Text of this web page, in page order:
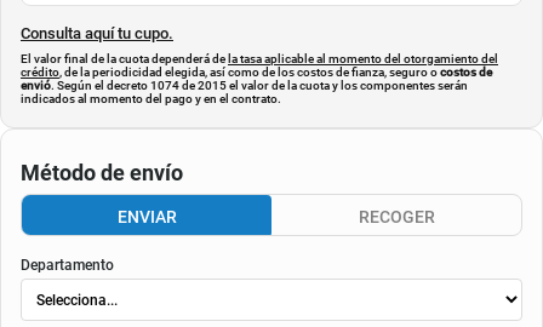
Consulta aquí tu cupo.
El valor final de la cuota dependerá de la tasa aplicable al momento del otorgamiento del
crédito , de la periodicidad elegida, así como de los costos de fianza, seguro ocostos de
envió. Según el decreto 1074 de 2015 el valor de la cuota y los componentes serán
indicados al momento del pago y en el contrato.
Método de envío
ENVIAR RECOGER
Departamento